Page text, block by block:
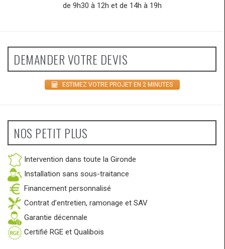
de 9h30 à 12h et de 14h à 19h
DEMANDER VOTRE DEVIS
ESTIMEZ VOTRE PROJET EN 2 MINUTES
NOS PETIT PLUS
Intervention dans toute la Gironde
Installation sans sous-traitance
Financement personnalisé
Contrat d’entretien, ramonage et SAV
Garantie décennale
Certifié RGE et Qualibois